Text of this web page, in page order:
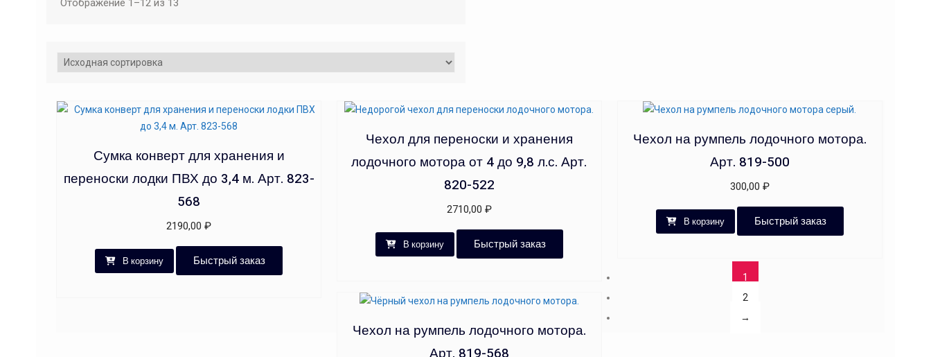
Отображение 1–12 из 13
Сумка конверт для хранения и
переноски лодки ПВХ до 3,4 м. Арт. 823-
568
2190,00₽
В корзину Быстрый заказ
Чехол для переноски и хранения
лодочного мотора от 4 до 9,8 л.с. Арт.
820-522
2710,00 ₽
В корзину Быстрый заказ
Чехол на румпель лодочного мотора.
Арт. 819-500
300,00 ₽
В корзину Быстрый заказ
Чехол на румпель лодочного мотора.
1
2
→